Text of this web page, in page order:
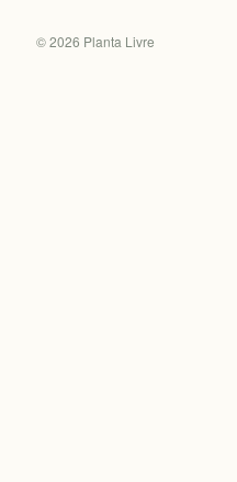
©2026 Planta Livre